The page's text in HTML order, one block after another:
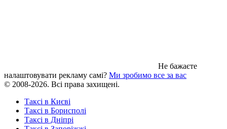
Не бажаєте
налаштовувати рекламу самі? Ми зробимо все за вас
© 2008-2026. Всі права захищені.
Таксі в Києві
Таксі в Борисполі
Таксі в Дніпрі